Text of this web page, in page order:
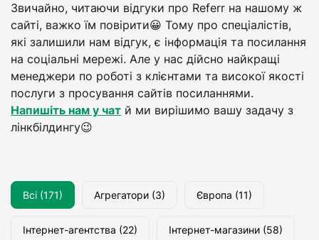
Звичайно, читаючи відгуки про Referr на нашому ж
сайті, важко їм повірити😀 Тому про спеціалістів,
які залишили нам відгук, є інформація та посилання
на соціальні мережі. Але у нас дійсно найкращі
менеджери по роботі з клієнтами та високої якості
послуги з просування сайтів посиланнями.
Напишіть нам у чат й ми вирішимо вашу задачу з
лінкбілдингу😉
Всі (171) Агрегатори (3) Європа (11)
Інтернет-агентства (22) Інтернет-магазини (58)